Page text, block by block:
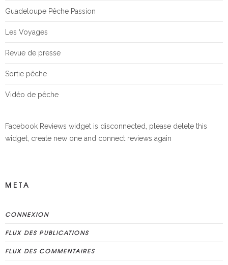
Guadeloupe Pêche Passion
Les Voyages
Revue de presse
Sortie pêche
Vidéo de pêche
Facebook Reviews widget is disconnected, please delete this
widget, create new one and connect reviews again
META
CONNEXION
FLUX DES PUBLICATIONS
FLUX DES COMMENTAIRES